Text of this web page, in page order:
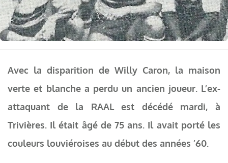
Avec la disparition de Willy Caron, la maison
verte et blanche a perdu un ancien joueur. L’ex-
attaquant de la RAAL est décédé mardi, à
Trivières. Il était âgé de 75 ans. Il avait porté les
couleurs louviéroises au début des années ’60.